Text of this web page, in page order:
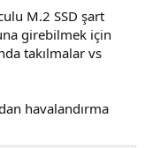
M.2 SSD şart
girebilmek için
takılmalar vs
havalandırma